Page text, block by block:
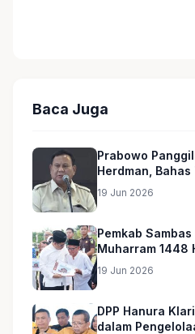
Baca Juga
Prabowo
Herdman,
19 Jun 2026
Pemkab
Muharram 1448
Umroh untuk
19 Jun 2026
DPP Hanura
dalam